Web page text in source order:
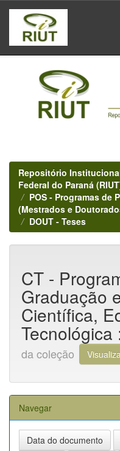
Skip
navigation
Repositório
Federal do Paraná
POS - Programas de
(Mestrados e
DOUT - Teses
CT -
Graduação
Científica,
Tecnológica
da coleção
Navegar